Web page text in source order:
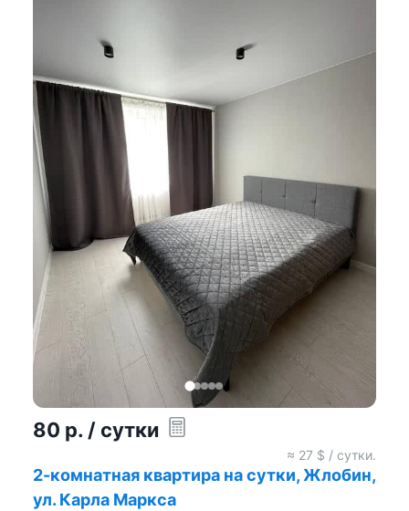
80 р. / сутки
≈ 27 $ / сутки.
2-комнатная квартира на сутки, Жлобин,
ул. Карла Маркса